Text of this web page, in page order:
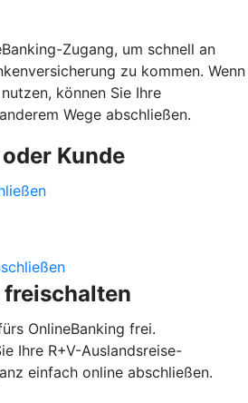
Zugang, um schnell an
zu kommen. Wenn
können Sie Ihre
Wege abschließen.
Kunde
OnlineBanking frei.
Ihre R+V-Auslandsreise-
einfach online abschließen.